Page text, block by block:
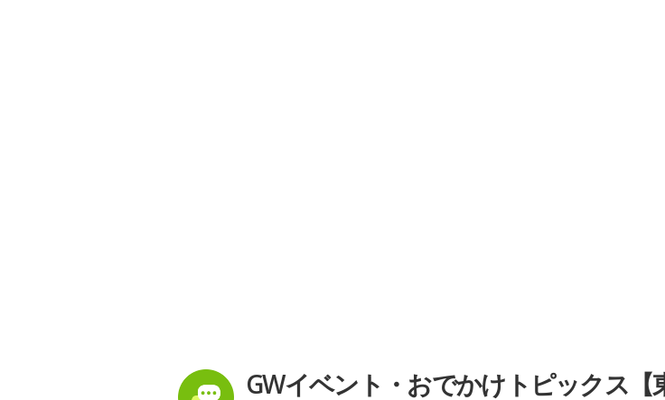
GWイベント・おでかけトピックス【